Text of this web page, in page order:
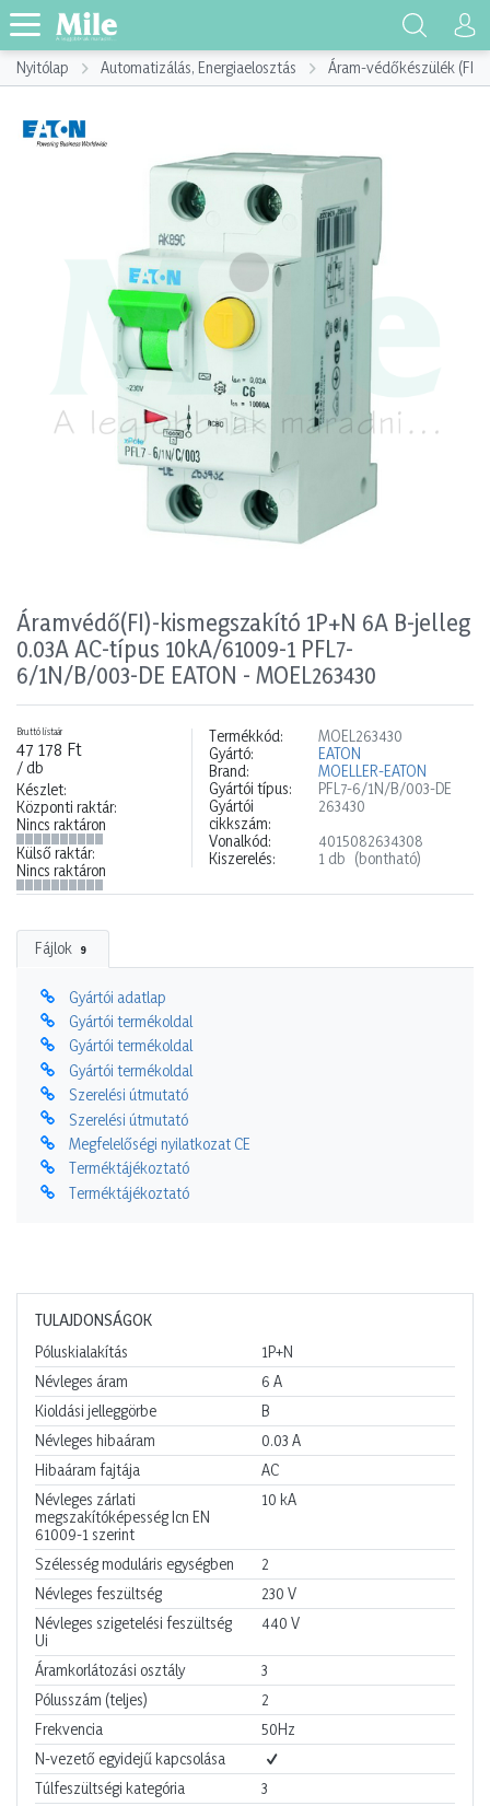
Nyitólap Automatizálás, Energiaelosztás Áram-védőkészülék (FI)
Áramvédő(FI)-kismegszakító 1P+N 6A B-jelleg
0.03A AC-típus 10kA/61009-1 PFL7-
6/1N/B/003-DE EATON - MOEL263430
Bruttó listaár
47 178 Ft
/ db
Készlet:
Központi raktár:
Nincs raktáron
Külső raktár:
Nincs raktáron
Termékkód:
MOEL263430
Gyártó:
EATON
Brand:
MOELLER-EATON
Gyártói típus:
PFL7-6/1N/B/003-DE
Gyártói
cikkszám:
263430
Vonalkód:
4015082634308
Kiszerelés:
1 db (bontható)
Fájlok 9
Gyártói adatlap
Gyártói termékoldal
Gyártói termékoldal
Gyártói termékoldal
Szerelési útmutató
Szerelési útmutató
Megfelelőségi nyilatkozat CE
Terméktájékoztató
Terméktájékoztató
TULAJDONSÁGOK
Póluskialakítás
1P+N
Névleges áram
6 A
Kioldási jelleggörbe
B
Névleges hibaáram
0.03 A
Hibaáram fajtája
AC
Névleges zárlati
megszakítóképesség Icn EN
61009-1 szerint
10 kA
Szélesség moduláris egységben
2
Névleges feszültség
230 V
Névleges szigetelési feszültség
Ui
440 V
Áramkorlátozási osztály
3
Pólusszám (teljes)
2
Frekvencia
50Hz
N-vezető egyidejű kapcsolása
Túlfeszültségi kategória
3